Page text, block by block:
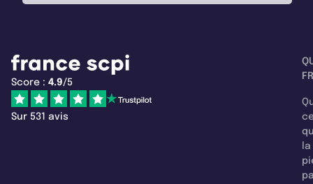
Score : 4.9/5
Sur 531 avis
la